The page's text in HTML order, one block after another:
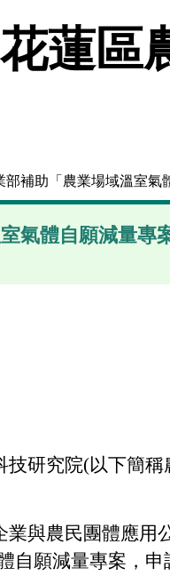
蓮區
部補助「農業場域溫室氣
氣體自願減量
研究院(以下簡
業與農民團體應用
自願減量專案，